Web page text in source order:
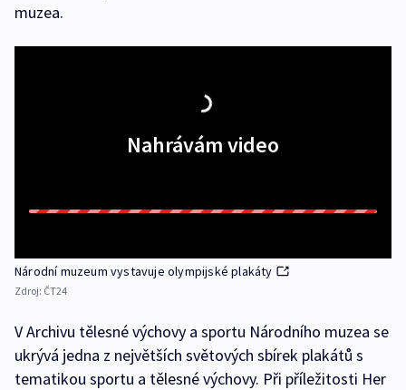
muzea.
Nahrávám video
Národní muzeum vystavuje olympijské plakáty
Zdroj: ČT24
V Archivu tělesné výchovy a sportu Národního muzea se
ukrývá jedna z největších světových sbírek plakátů s
tematikou sportu a tělesné výchovy. Při příležitosti Her